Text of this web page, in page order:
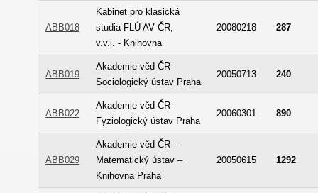
ABB018
Kabinet pro klasická
studia FLÚ AV ČR,
v.v.i. - Knihovna
20080218 287
ABB019
Akademie věd ČR -
Sociologický ústav Praha
20050713 240
ABB022
Akademie věd ČR -
Fyziologický ústav Praha
20060301 890
ABB029
Akademie věd ČR –
Matematický ústav –
Knihovna Praha
20050615 1292